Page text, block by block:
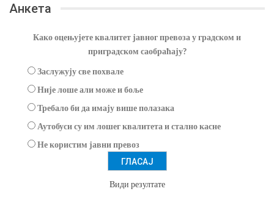
Анкета
Како оцењујете квалитет јавног превоза у градском и
приградском саобраћају?
Заслужују све похвале
Није лоше али може и боље
Требало би да имају више полазака
Аутобуси су им лошег квалитета и стално касне
Не користим јавни превоз
Види резултате